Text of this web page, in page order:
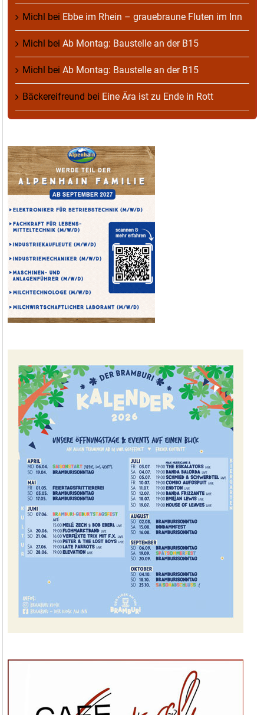
Michl bei Ebbe im Rhein – grauebraune Fluten im Inn
Michl bei Ab Montag: Baustelle an der B15
Michl bei Ab Montag: Baustelle an der B15
Bäckereifreund bei Eine Ära ist zu Ende in Rott